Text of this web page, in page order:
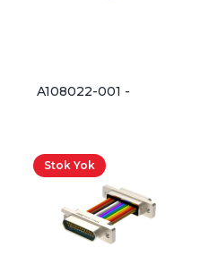
A108022-001 -
Stok Yok